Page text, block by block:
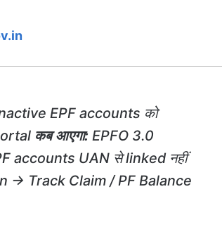
EPF accounts को
कब आएगा:EPFO 3.0
accounts UAN से linked नहीं
Track Claim / PF Balance